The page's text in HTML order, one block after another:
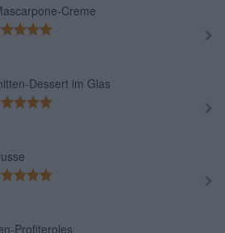
Creme
Dessert im Glas
Profiteroles